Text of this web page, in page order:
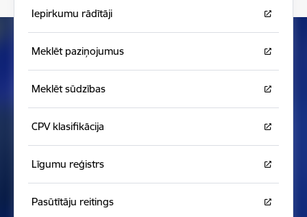
Iepirkumu rādītāji
Meklēt paziņojumus
Meklēt sūdzības
CPV klasifikācija
Līgumu reģistrs
Pasūtītāju reitings